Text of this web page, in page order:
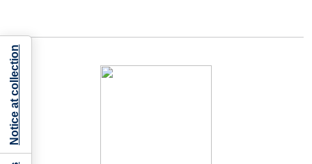
Notice at collection